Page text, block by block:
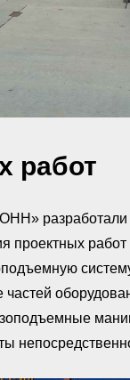
работ
проектных